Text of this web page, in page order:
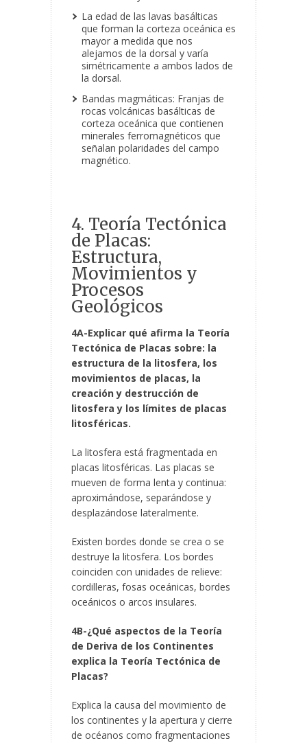
La edad de las lavas basálticas
que forman la corteza oceánica es
mayor a medida que nos
alejamos de la dorsal y varía
simétricamente a ambos lados de
la dorsal.
Bandas magmáticas: Franjas de
rocas volcánicas basálticas de
corteza oceánica que contienen
minerales ferromagnéticos que
señalan polaridades del campo
magnético.
4. Teoría Tectónica
de Placas:
Estructura,
Movimientos y
Procesos
Geológicos
4A-Explicar qué afirma la Teoría
Tectónica de Placas sobre: la
estructura de la litosfera, los
movimientos de placas, la
creación y destrucción de
litosfera y los límites de placas
litosféricas.
La litosfera está fragmentada en
placas litosféricas. Las placas se
mueven de forma lenta y continua:
aproximándose, separándose y
desplazándose lateralmente.
Existen bordes donde se crea o se
destruye la litosfera. Los bordes
coinciden con unidades de relieve:
cordilleras, fosas oceánicas, bordes
oceánicos o arcos insulares.
4B-¿Qué aspectos de la Teoría
de Deriva de los Continentes
explica la Teoría Tectónica de
Placas?
Explica la causa del movimiento de
los continentes y la apertura y cierre
de océanos como fragmentaciones